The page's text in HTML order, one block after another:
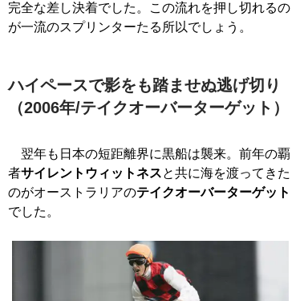
完全な差し決着でした。この流れを押し切れるの
が一流のスプリンターたる所以でしょう。
ハイペースで影をも踏ませぬ逃げ切り
（2006年/テイクオーバーターゲット）
翌年も日本の短距離界に黒船は襲来。前年の覇
者サイレントウィットネスと共に海を渡ってきた
のがオーストラリアのテイクオーバーターゲット
でした。